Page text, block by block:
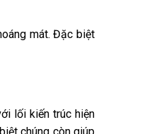
mát. Đặc biệt
lối kiến trúc hiện
chúng còn giúp